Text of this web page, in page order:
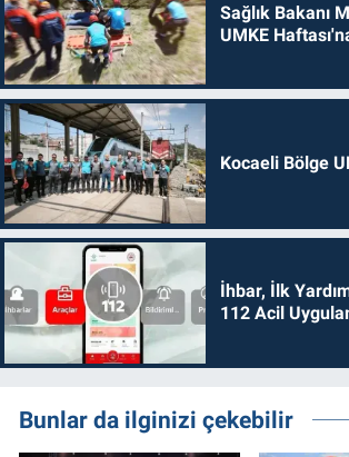
Sağlık Bakanı
UMKE
Kocaeli Bölge
İhbar, İlk
112 Acil
Bunlar da ilginizi çekebilir